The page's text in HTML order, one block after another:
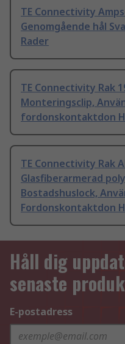
TE Connectivity
Genomgående hål
Rader
TE Connectivity Rak
Monteringsclip,
fordonskontaktdon
TE Connectivity Rak
Glasfiberarmerad
Bostadshuslock,
Fordonskontaktdon
Håll dig
senaste
E-postadress